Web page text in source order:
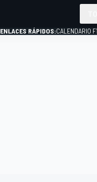
ENLACES RÁPIDOS:CALENDARIO